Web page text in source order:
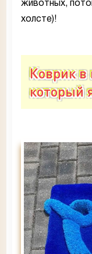
животных,
холсте)!
Коврик в
который